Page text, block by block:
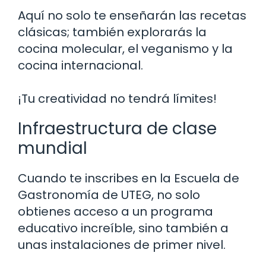
Aquí no solo te enseñarán las recetas
clásicas; también explorarás la
cocina molecular, el veganismo y la
cocina internacional.
¡Tu creatividad no tendrá límites!
Infraestructura de clase
mundial
Cuando te inscribes en la Escuela de
Gastronomía de UTEG, no solo
obtienes acceso a un programa
educativo increíble, sino también a
unas instalaciones de primer nivel.